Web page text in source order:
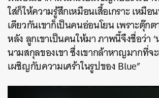
ใส่ก็ให้ความรู้สึกเหมือนเสื้อเกราะ เหมื
เดียวกันเขาก็เป็นคนอ่อนโยน เพราะตุ๊ก
หลัง ลูกเขาเป็นคนให้มา ภาพนี้จึงชื่อว่า
นามสกุลของเขา ซึ่งเขากล้าหาญมากที่จ
เผชิญกับความเศร้าในรูปของ Blue”